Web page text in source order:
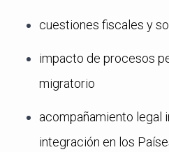
cuestiones fiscales y
impacto de procesos
migratorio
acompañamiento legal
integración en los